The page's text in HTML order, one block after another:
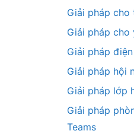
Giải pháp cho
Giải pháp cho
Giải pháp
Giải pháp hội
Giải pháp lớp
Giải pháp
Teams